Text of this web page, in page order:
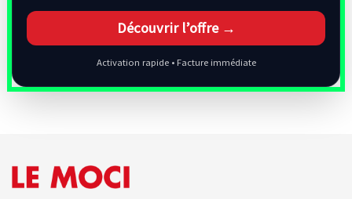
Découvrir l’offre →
Activation rapide • Facture immédiate